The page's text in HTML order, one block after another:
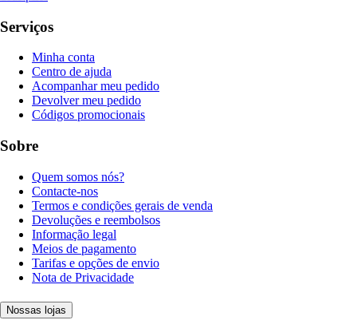
Serviços
Minha conta
Centro de ajuda
Acompanhar meu pedido
Devolver meu pedido
Códigos promocionais
Sobre
Quem somos nós?
Contacte-nos
Termos e condições gerais de venda
Devoluções e reembolsos
Informação legal
Meios de pagamento
Tarifas e opções de envio
Nota de Privacidade
Nossas lojas